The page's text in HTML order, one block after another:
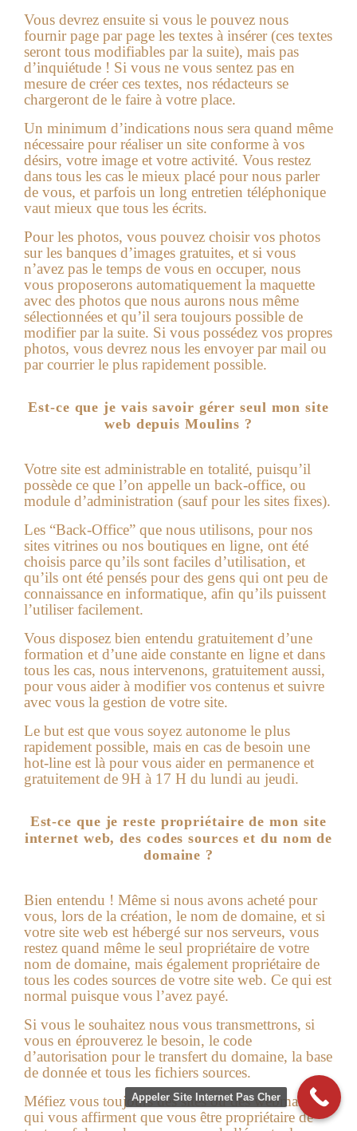
Vous devrez ensuite si vous le pouvez nous
fournir page par page les textes à insérer (ces textes
seront tous modifiables par la suite), mais pas
d’inquiétude ! Si vous ne vous sentez pas en
mesure de créer ces textes, nos rédacteurs se
chargeront de le faire à votre place.
Un minimum d’indications nous sera quand même
nécessaire pour réaliser un site conforme à vos
désirs, votre image et votre activité. Vous restez
dans tous les cas le mieux placé pour nous parler
de vous, et parfois un long entretien téléphonique
vaut mieux que tous les écrits.
Pour les photos, vous pouvez choisir vos photos
sur les banques d’images gratuites, et si vous
n’avez pas le temps de vous en occuper, nous
vous proposerons automatiquement la maquette
avec des photos que nous aurons nous même
sélectionnées et qu’il sera toujours possible de
modifier par la suite. Si vous possédez vos propres
photos, vous devrez nous les envoyer par mail ou
par courrier le plus rapidement possible.
Est-ce que je vais savoir gérer seul mon site
web depuis Moulins ?
Votre site est administrable en totalité, puisqu’il
possède ce que l’on appelle un back-office, ou
module d’administration (sauf pour les sites fixes).
Les “Back-Office” que nous utilisons, pour nos
sites vitrines ou nos boutiques en ligne, ont été
choisis parce qu’ils sont faciles d’utilisation, et
qu’ils ont été pensés pour des gens qui ont peu de
connaissance en informatique, afin qu’ils puissent
l’utiliser facilement.
Vous disposez bien entendu gratuitement d’une
formation et d’une aide constante en ligne et dans
tous les cas, nous intervenons, gratuitement aussi,
pour vous aider à modifier vos contenus et suivre
avec vous la gestion de votre site.
Le but est que vous soyez autonome le plus
rapidement possible, mais en cas de besoin une
hot-line est là pour vous aider en permanence et
gratuitement de 9H à 17 H du lundi au jeudi.
Est-ce que je reste propriétaire de mon site
internet web, des codes sources et du nom de
domaine ?
Bien entendu ! Même si nous avons acheté pour
vous, lors de la création, le nom de domaine, et si
votre site web est hébergé sur nos serveurs, vous
restez quand même le seul propriétaire de votre
nom de domaine, mais également propriétaire de
tous les codes sources de votre site web. Ce qui est
normal puisque vous l’avez payé.
Si vous le souhaitez nous vous transmettrons, si
vous en éprouverez le besoin, le code
d’autorisation pour le transfert du domaine, la base
de donnée et tous les fichiers sources.
Méfiez vous toujours des sites ou des webmasters
qui vous affirment que vous être propriétaire de
Appeler Site Internet Pas Cher